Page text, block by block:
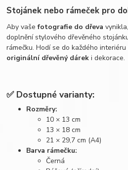
Stojánek nebo rámeček pro
Aby vašefotografie do dřeva
doplnění stylového dřevěného
rámečku. Hodí se do každého
originální dřevěný dárek i dekorace.
✅ Dostupné varianty:
Rozměry:
10 × 13 cm
13 × 18 cm
21 × 29,7 cm (A4)
Barva rámečku:
Černá